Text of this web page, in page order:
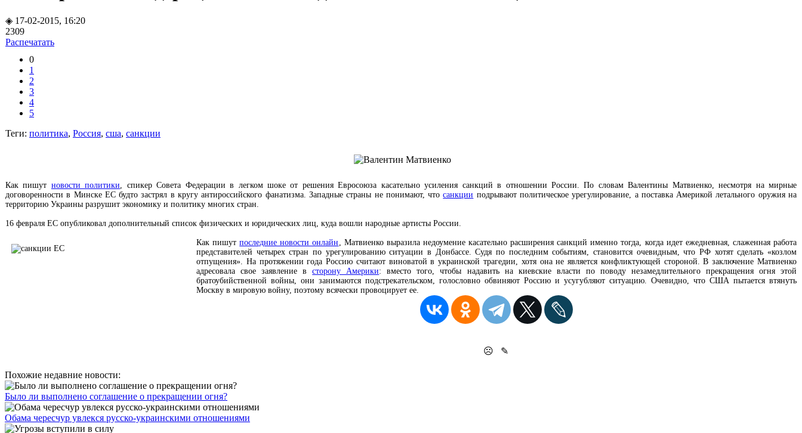
◈ 17-02-2015, 16:20
2309
Распечатать
0
1
2
3
4
5
Теги: политика, Россия, сша, санкции
Как пишут новости политики , спикер Совета Федерации в легком шоке от решения Евросоюза касательно усиления санкций в отношении России. По словам Валентины Матвиенко, несмотря на мирные
договоренности в Минске ЕС будто застрял в кругу антироссийского фанатизма. Западные страны не понимают, чтосанкции подрывают политическое урегулирование, а поставка Америкой летального оружия на
территорию Украины разрушит экономику и политику многих стран.
16 февраля ЕС опубликовал дополнительный список физических и юридических лиц, куда вошли народные артисты России.
Как пишутпоследние новости онлайн , Матвиенко выразила недоумение касательно расширения санкций именно тогда, когда идет ежедневная, слаженная работа
представителей четырех стран по урегулированию ситуации в Донбассе. Судя по последним событиям, становится очевидным, что РФ хотят сделать «козлом
отпущения». На протяжении года Россию считают виноватой в украинской трагедии, хотя она не является конфликтующей стороной. В заключение Матвиенко
адресовала свое заявление всторону Америки: вместо того, чтобы надавить на киевские власти по поводу незамедлительного прекращения огня этой
братоубийственной войны, они занимаются подстрекательском, голословно обвиняют Россию и усугубляют ситуацию. Очевидно, что США пытается втянуть
Москву в мировую войну, поэтому всячески провоцирует ее.
☹ ✎
Похожие недавние новости:
Было ли выполнено соглашение о прекращении огня?
Обама чересчур увлекся русско-украинскими отношениями